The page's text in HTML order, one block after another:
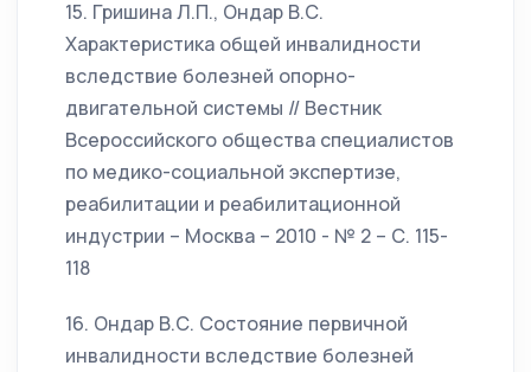
15. Гришина Л.П., Ондар В.С.
Характеристика общей инвалидности
вследствие болезней опорно-
двигательной системы // Вестник
Всероссийского общества специалистов
по медико-социальной экспертизе,
реабилитации и реабилитационной
индустрии – Москва – 2010 - № 2 – С. 115-
118
16. Ондар В.С. Состояние первичной
инвалидности вследствие болезней